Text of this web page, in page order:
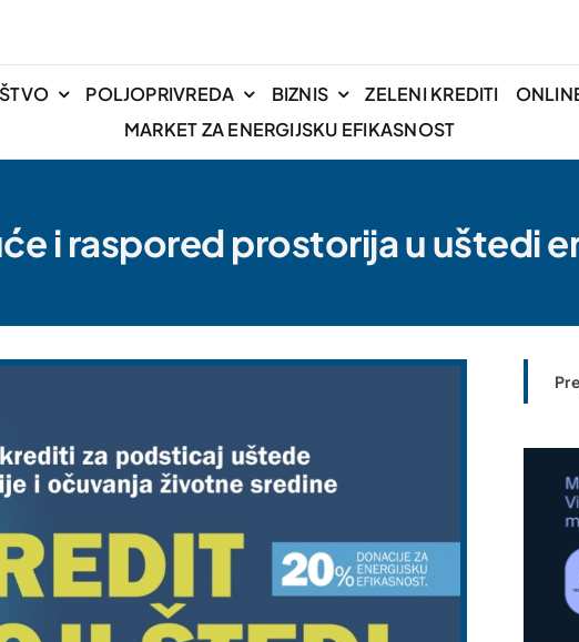
POLJOPRIVREDA BIZNIS ZELENI KREDITI
MARKET ZA ENERGIJSKU EFIKASNOST
i raspored prostorija u uštedi